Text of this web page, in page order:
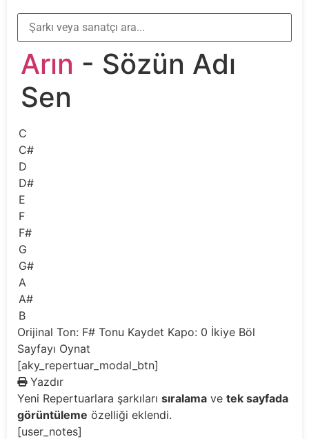
Arın - Sözün Adı
Sen
C
C#
D
D#
E
F
F#
G
G#
A
A#
B
Orijinal Ton: F# Tonu Kaydet Kapo: 0 İkiye Böl
Sayfayı Oynat
[aky_repertuar_modal_btn]
Yazdır
Yeni Repertuarlara şarkıları sıralama ve tek sayfada
görüntüleme özelliği eklendi.
[user_notes]